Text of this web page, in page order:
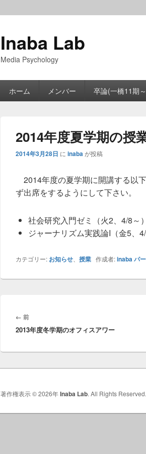
Inaba Lab
Media Psychology
ホーム メンバー 卒論(一橋11期
2014年度夏学期の授
2014年3月28日 に inabaが投稿
2014年度の夏学期に開講する以
ず出席をするようにして下さい。
社会研究入門ゼミ（火2、4/8～）
ジャーナリズム実践論I（金5、4/
カテゴリー: お知らせ 授業 作成者:inabaパ
稿
ナ
ゲ
シ
ン
← 前前
の
稿:
2013年度冬学期のオフィスアワー
著作権表示 © 2026年Inaba Lab. All Rights Reserved.